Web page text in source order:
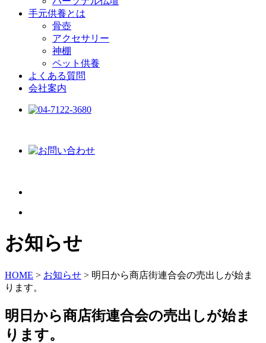
手元供養とは
骨壺
アクセサリー
神棚
ペット供養
よくある質問
会社案内
お知らせ
HOME > お知らせ > 明日から商店街連合会の売出しが始ま
ります。
明日から商店街連合会の売出しが始ま
ります。